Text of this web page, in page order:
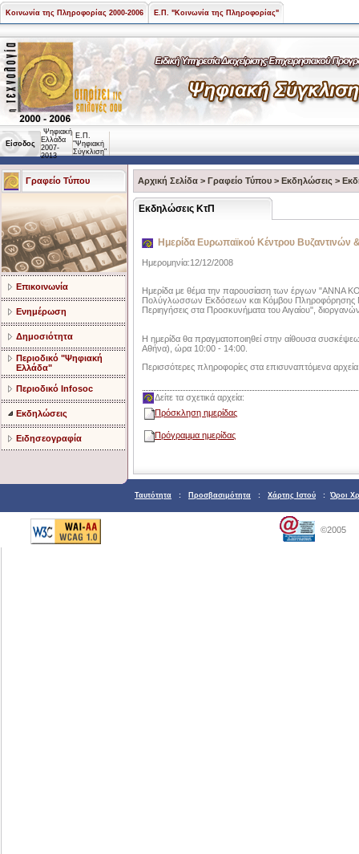
Κοινωνία της Πληροφορίας 2000-2006 Ε.Π. "Κοινωνία της Πληροφορίας"
Είσοδος
Ψηφιακή
Ελλάδα
2007-
2013
Ε.Π.
"Ψηφιακή
Σύγκλιση"
Γραφείο Τύπου
Επικοινωνία
Ενημέρωση
Δημοσιότητα
Περιοδικό "Ψηφιακή
Ελλάδα"
Περιοδικό Infosoc
Εκδηλώσεις
Ειδησεογραφία
Αρχική Σελίδα > Γραφείο Τύπου > Εκδηλώσεις >
Εκδηλώσεις ΚτΠ
Ημερίδα Ευρωπαϊκού Κέντρου Βυζαντινών
Ημερομηνία:12/12/2008
Ημερίδα με θέμα την παρουσίαση των έργων "ΑΝΝΑ
Πολύγλωσσων Εκδόσεων και Κόμβου Πληροφόρησης
Περιηγήσεις στα Προσκυνήματα του Αιγαίου",
Η ημερίδα θα πραγματοποιηθεί στην αίθουσα
Αθήνα), ώρα 10:00 - 14:00.
Περισσότερες πληροφορίες στα επισυναπτόμενα
Δείτε τα σχετικά αρχεία:
Πρόσκληση ημερίδας
Πρόγραμμα ημερίδας
Ταυτότητα : Προσβασιμότητα : Χάρτης Ιστού : Όροι
©2005